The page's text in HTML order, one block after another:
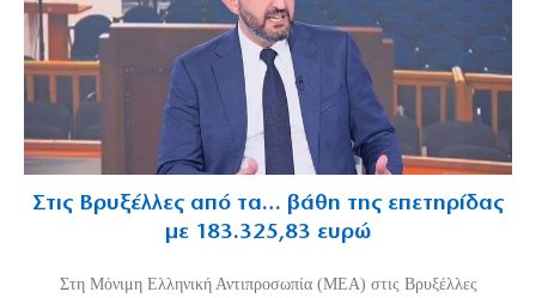
Στις Βρυξέλλες από τα… βάθη της επετηρίδας
με 183.325,83 ευρώ
Στη Μόνιμη Ελληνική Αντιπροσωπία (ΜΕΑ) στις Βρυξέλλες